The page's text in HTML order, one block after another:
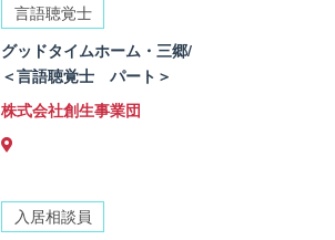
言語聴覚士
グッドタイムホーム・三郷/
＜言語聴覚士 パート＞
株式会社創生事業団
入居相談員